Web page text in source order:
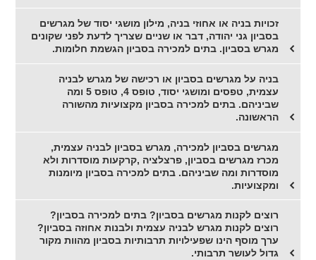
זכויות בניה או אחוזי בניה, מילון מושגי יסוד של מגרשים
בסביון גני יהודה, דבר או שניים שצריך לדעת לפני שקונים
מגרש בסביון. בתים למכירה בסביון הגשמת חלומות.
בניה על מגרשים בסביון או רכישה של מגרש לבניה
עצמית, טפסים ומושגי יסוד, טופס 4, טופס 5 ומה
שביניהם. בתים למכירה בסביון מקצועיות מהשורה
הראשונה.
מגרשים בסביון למכירה, מגרש בסביון לבניה עצמית,
מכרז מגרשים בסביון, פרצלציה ,קרקעות מוסדרות ולא
מוסדרות ומה שביניהם. בתים למכירה בסביון מיומנות
ומקצועיות.
רוצים לקנות מגרשים בסביון? בתים למכירה בסביון?
רוצים לקנות מגרש לבניה עצמית ולבנות אחוזה בסביון?
ערך מוסף הינו שפעילויות תרבותיות בסביון מהוות מקור
גדול לעושר תרבותי.